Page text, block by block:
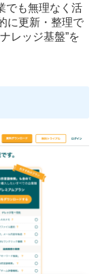
でも無理なく活
に更新・整理で
レッジ基盤”を